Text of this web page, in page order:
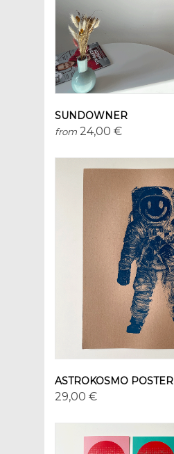
SUNDOWNER
from 24,00 €
ASTROKOSMO POSTER
29,00 €